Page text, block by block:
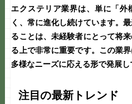
エクステリア業界は、単に「外
く、常に進化し続けています。
ることは、未経験者にとって将
る上で非常に重要です。この業
多様なニーズに応える形で発展し
注目の最新トレンド